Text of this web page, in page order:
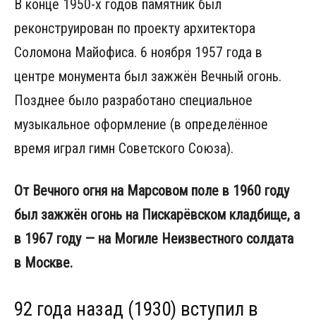
В конце 1950-х годов памятник был
реконструирован по проекту архитектора
Соломона Майофиса. 6 ноября 1957 года в
центре монумента был зажжён Вечный огонь.
Позднее было разработано специальное
музыкальное оформление (в определённое
время играл гимн Советского Союза).
От Вечного огня на Марсовом поле в 1960 году
был зажжён огонь на Пискарёвском кладбище, а
в 1967 году — на Могиле Неизвестного солдата
в Москве.
92 года назад (1930) вступил в